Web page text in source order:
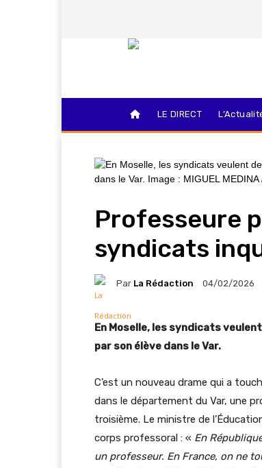
LE DIRECT
Professeure
syndicats
Par La Rédaction 04/02/2026
En Moselle, les syndicats
par son élève dans le Var.
C’est un nouveau drame qui a
dans le département du Var, une
troisième. Le ministre de
corps professoral : « En
un professeur. En France, on ne